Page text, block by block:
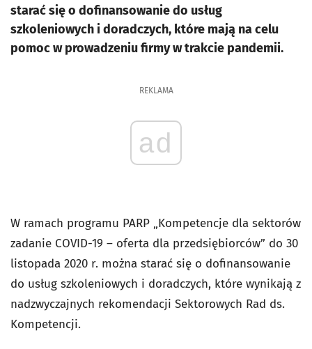
starać się o dofinansowanie do usług
szkoleniowych i doradczych, które mają na celu
pomoc w prowadzeniu firmy w trakcie pandemii.
REKLAMA
ad
W ramach programu PARP „Kompetencje dla sektorów
zadanie COVID-19 – oferta dla przedsiębiorców” do 30
listopada 2020 r. można starać się o dofinansowanie
do usług szkoleniowych i doradczych, które wynikają z
nadzwyczajnych rekomendacji Sektorowych Rad ds.
Kompetencji.